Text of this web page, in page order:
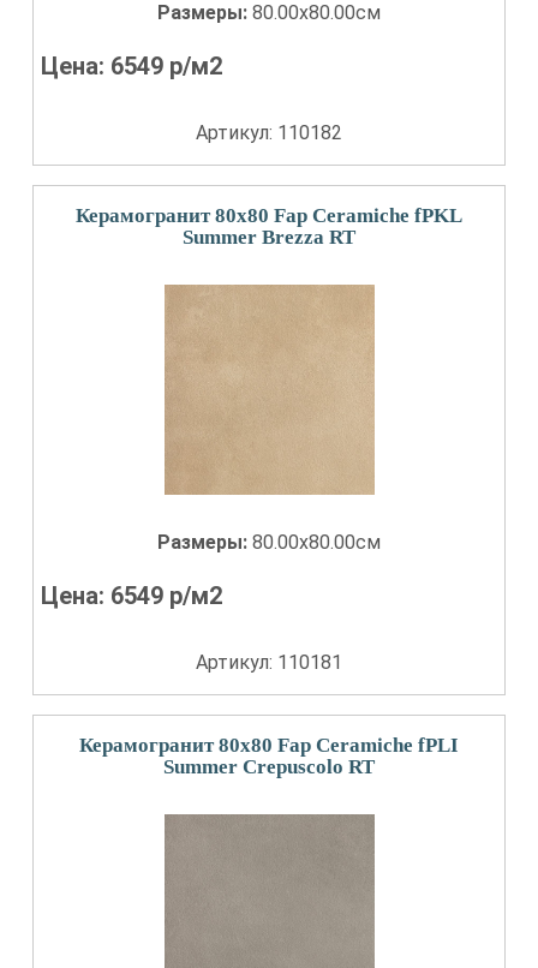
Размеры: 80.00x80.00см
Цена: 6549 р/м2
Артикул: 110182
Керамогранит 80x80 Fap Ceramiche fPKL
Summer Brezza RT
Размеры: 80.00x80.00см
Цена: 6549 р/м2
Артикул: 110181
Керамогранит 80x80 Fap Ceramiche fPLI
Summer Crepuscolo RT